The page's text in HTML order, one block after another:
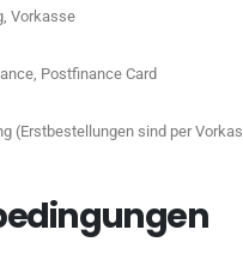
Vorkasse
Postfinance Card
(Erstbestellungen sind per